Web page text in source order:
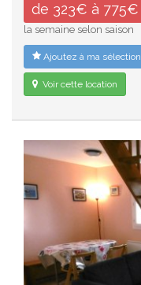
de 323€ à 775€
la semaine selon saison
Ajoutez à ma sélection
Voir cette location